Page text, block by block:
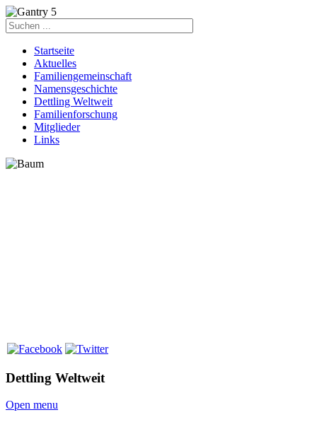
Startseite
Aktuelles
Familiengemeinschaft
Namensgeschichte
Dettling Weltweit
Familienforschung
Mitglieder
Links
Dettling Weltweit
Open menu